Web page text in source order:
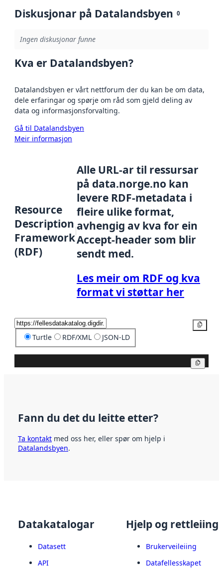
Diskusjonar på Datalandsbyen 0
Ingen diskusjonar funne
Kva er Datalandsbyen?
Datalandsbyen er vårt nettforum der du kan be om data,
dele erfaringar og spørje om råd som gjeld deling av
data og informasjonsforvalting.
Gå til Datalandsbyen
Meir informasjon
Resource
Description
Framework
(RDF)
Alle URL-ar til ressursar
på data.norge.no kan
levere RDF-metadata i
fleire ulike format,
avhengig av kva for ein
Accept-header som blir
sendt med.
Les meir om RDF og kva
format vi støttar her
Turtle RDF/XML JSON-LD
Fann du det du leitte etter?
Ta kontakt med oss her, eller spør om hjelp i
Datalandsbyen.
Datakatalogar
Datasett
API
Hjelp og rettleiing
Brukerveileiing
Datafellesskapet